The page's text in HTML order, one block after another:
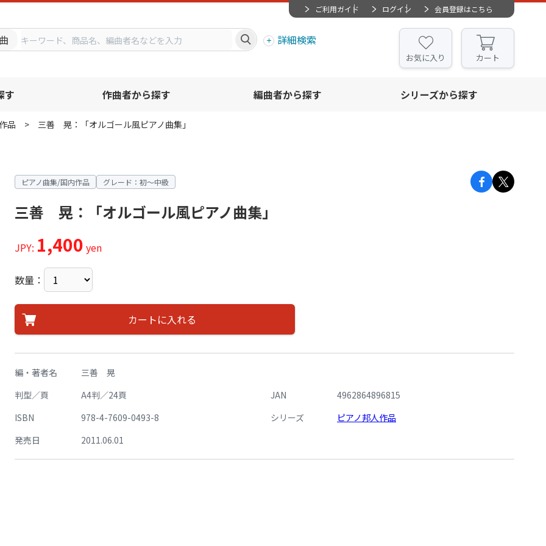
ご利用ガイド ログイン 会員登録はこちら
詳細検索
お気に入り カート
す 作曲者から探す 編曲者から探す シリーズから探す
品 三善 晃：「オルゴール風ピアノ曲集」
ピアノ曲集/国内作品 グレード：初～中級
三善 晃：「オルゴール風ピアノ曲集」
JPY: 1,400 yen
数量：
カートに入れる
編・著者名
三善 晃
判型／頁
A4判／24頁 JAN
4962864896815
ISBN
978-4-7609-0493-8 シリーズ
ピアノ邦人作品
発売日
2011.06.01